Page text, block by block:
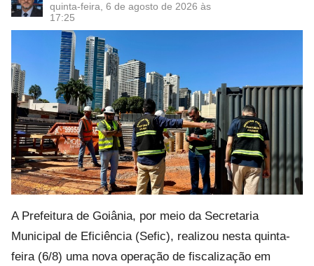
quinta-feira, 6 de agosto de 2026 às
17:25
A Prefeitura de Goiânia, por meio da Secretaria
Municipal de Eficiência (Sefic), realizou nesta quinta-
feira (6/8) uma nova operação de fiscalização em